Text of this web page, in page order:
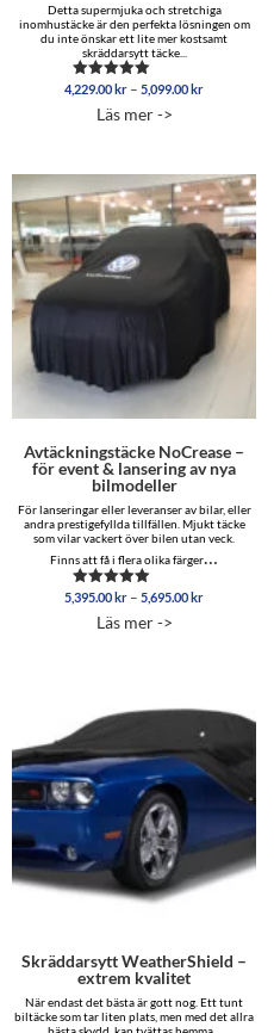
Detta supermjuka och stretchiga
inomhustäcke är den perfekta lösningen om
du inte önskar ett lite mer kostsamt
skräddarsytt täcke...
Betygsatt
av 5
4,229.00kr – 5,099.00krPrisintervall:
Läs mer ->
Avtäckningstäcke NoCrease –
för event & lansering av nya
bilmodeller
För lanseringar eller leveranser av bilar, eller
andra prestigefyllda tillfällen. Mjukt täcke
som vilar vackert över bilen utan veck.
Finns att få i flera olika färger…
Betygsatt
av 5
5,395.00 kr – 5,695.00 krPrisintervall:
Läs mer ->
Skräddarsytt WeatherShield –
extrem kvalitet
När endast det bästa är gott nog. Ett tunt
biltäcke som tar liten plats, men med det allra
bästa skydd, kan tvättas hemma...